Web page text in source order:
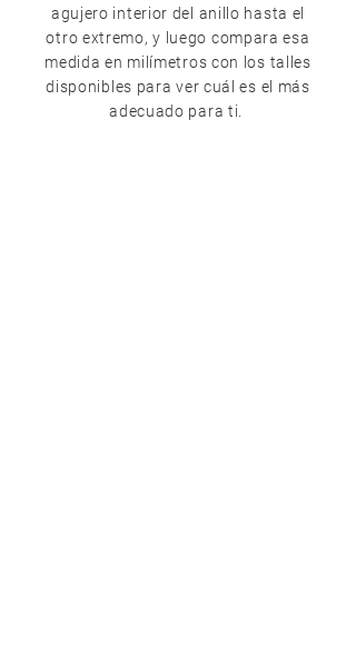
agujero interior del anillo hasta el
otro extremo, y luego compara esa
medida en milímetros con los talles
disponibles para ver cuál es el más
adecuado para ti.